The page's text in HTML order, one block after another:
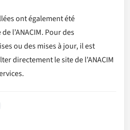
ont également été
l’ANACIM. Pour des
ou des mises à jour, il est
directement le site de l’ANACIM